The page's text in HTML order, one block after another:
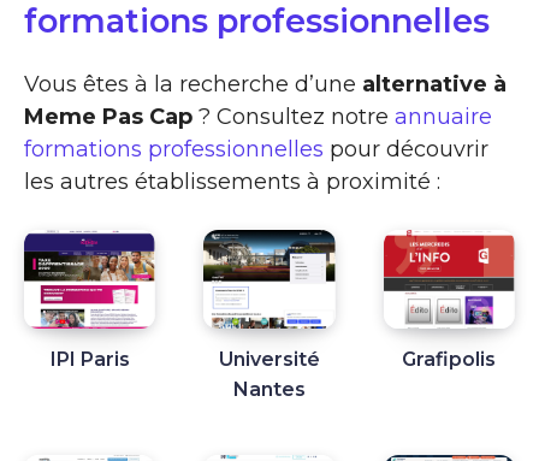
formations professionnelles
Vous êtes à la recherche d’une alternative à
Meme Pas Cap ? Consultez notre annuaire
formations professionnelles pour découvrir
les autres établissements à proximité :
IPI Paris
Université
Nantes
Grafipolis